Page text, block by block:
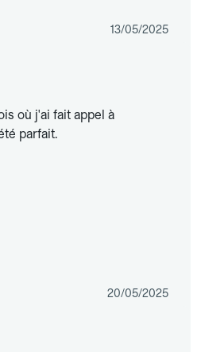
13/05/2025
où j'ai fait appel à
parfait.
20/05/2025